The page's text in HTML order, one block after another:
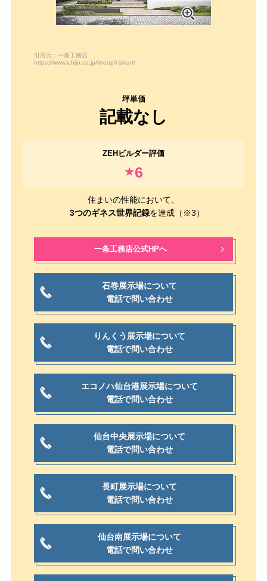
引用元：一条工務店
https://www.ichijo.co.jp/lineup/i-smart/
記載なし
★6
住まいの性能において、
3つのギネス世界記録を達成（※3）
一条工務店公式HPへ
石巻展示場について
電話で問い合わせ
りんくう展示場について
電話で問い合わせ
エコノハ仙台港展示場について
電話で問い合わせ
仙台中央展示場について
電話で問い合わせ
長町展示場について
電話で問い合わせ
仙台南展示場について
電話で問い合わせ